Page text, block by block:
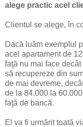
alege practic acel
Clientul se alege, în
Dacă luăm exemplul
acel apartament de
faţă nu mai face
să recupereze din
de mai devreme,
de la 84.000 la
faţă de bancă.
El va fi urmărit toată